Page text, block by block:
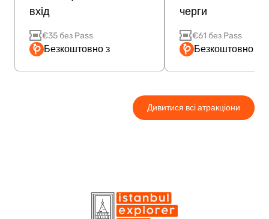
Дивитися всі атракціони
вхід
€35 без Pass
Безкоштовно з
черги
€61 без Pass
Безкоштовно з